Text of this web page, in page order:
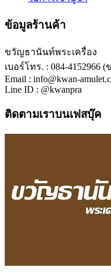
ข้อมูลร้านค้า
ขวัญธานันท์พระเครื่อง
เบอร์โทร. : 084-4152966
Email : info@kwan-
Line ID : @kwanpra
ติดตามเราบนเฟสบุ๊ค